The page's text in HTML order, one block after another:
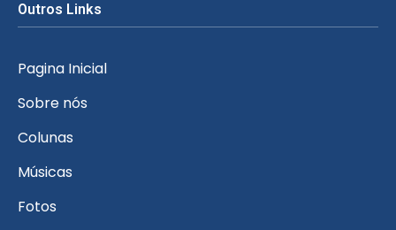
Outros Links
Pagina Inicial
Sobre nós
Colunas
Músicas
Fotos